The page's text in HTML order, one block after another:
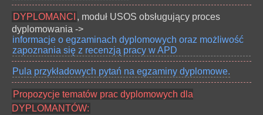
DYPLOMANCI , moduł USOS obsługujący proces
dyplomowania ->
informacje o egzaminach dyplomowych oraz możliwość
zapoznania się z recenzją pracy w APD
Pula przykładowych pytań na egzaminy dyplomowe.
Propozycje tematów prac dyplomowych dla
DYPLOMANTÓW: